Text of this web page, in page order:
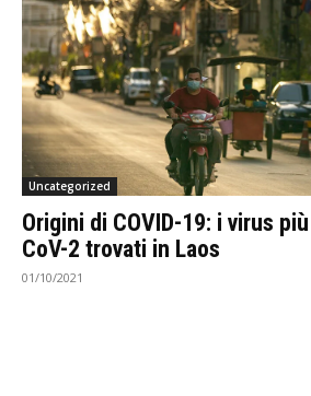
Uncategorized
Origini di COVID-19: i virus
CoV-2 trovati in Laos
01/10/2021